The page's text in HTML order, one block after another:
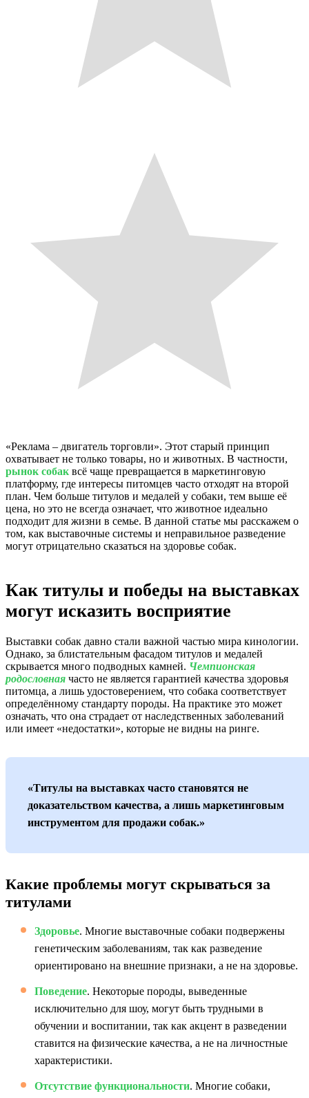
«Реклама – двигатель торговли». Этот старый принцип
охватывает не только товары, но и животных. В частности,
рынок собак всё чаще превращается в маркетинговую
платформу, где интересы питомцев часто отходят на второй
план. Чем больше титулов и медалей у собаки, тем выше её
цена, но это не всегда означает, что животное идеально
подходит для жизни в семье. В данной статье мы расскажем о
том, как выставочные системы и неправильное разведение
могут отрицательно сказаться на здоровье собак.
Как титулы и победы на выставках
могут исказить восприятие
Выставки собак давно стали важной частью мира кинологии.
Однако, за блистательным фасадом титулов и медалей
скрывается много подводных камней. Чемпионская
родословная часто не является гарантией качества здоровья
питомца, а лишь удостоверением, что собака соответствует
определённому стандарту породы. На практике это может
означать, что она страдает от наследственных заболеваний
или имеет «недостатки», которые не видны на ринге.
«Титулы на выставках часто становятся не
доказательством качества, а лишь маркетинговым
инструментом для продажи собак.»
Какие проблемы могут скрываться за
титулами
Здоровье. Многие выставочные собаки подвержены
генетическим заболеваниям, так как разведение
ориентировано на внешние признаки, а не на здоровье.
Поведение. Некоторые породы, выведенные
исключительно для шоу, могут быть трудными в
обучении и воспитании, так как акцент в разведении
ставится на физические качества, а не на личностные
характеристики.
Отсутствие функциональности. Многие собаки,